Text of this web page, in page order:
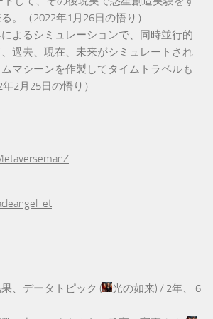
。（2022年1月26日の悟り）
よるシミュレーションで、同時並行的
過去、現在、未来がシミュレートされ
マシーンを作製してタイムトラベルも
2月25日の悟り）
et
、データトピック ( 光の如来) / 2年、 6